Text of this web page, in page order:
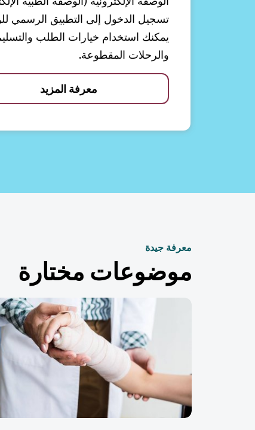
تسجيل الدخول إلى التطبيق الرسمي
يمكنك استخدام خيارات الطلب
والرحلات المقطوعة.
معرفة المزيد
معرفة جيدة
موضوعات مختارة